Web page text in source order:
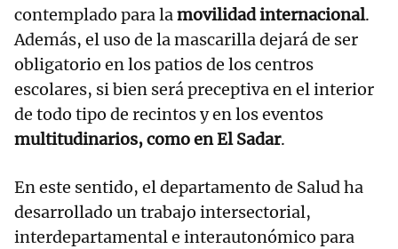
contemplado para lamovilidad internacional.
Además, el uso de la mascarilla dejará de ser
obligatorio en los patios de los centros
escolares, si bien será preceptiva en el interior
de todo tipo de recintos y en los eventos
multitudinarios, como en El Sadar.
En este sentido, el departamento de Salud ha
desarrollado un trabajo intersectorial,
interdepartamental e interautonómico para